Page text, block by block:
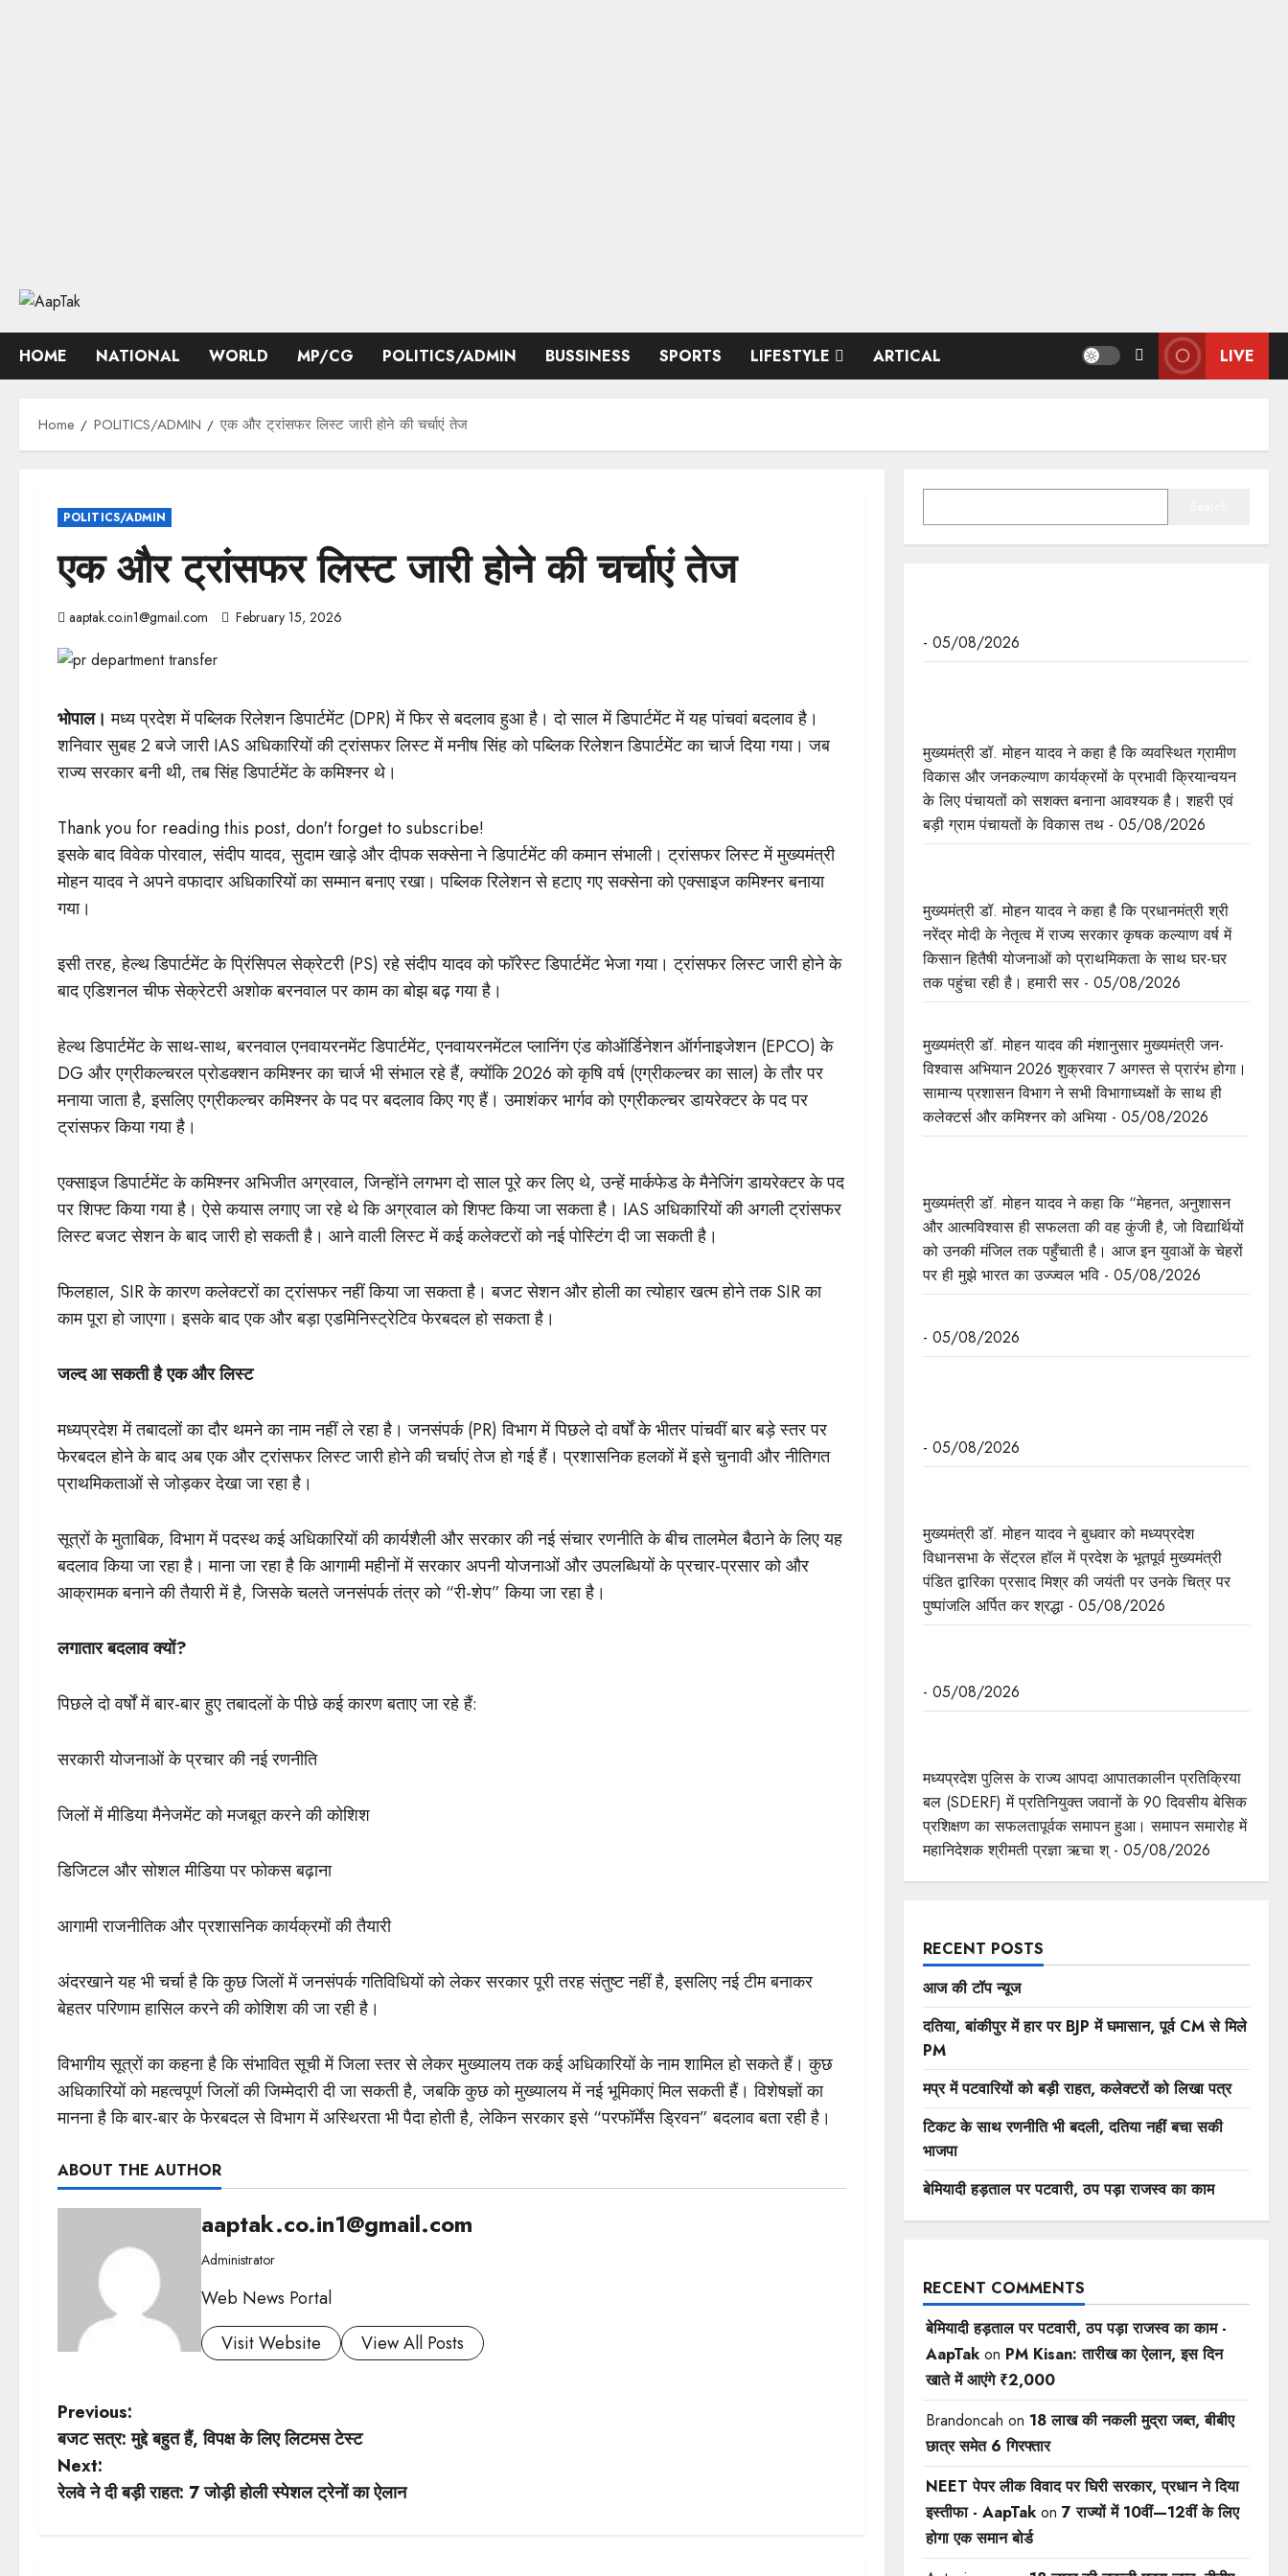
content
HOME
NATIONAL WORLD MP/CG POLITICS/ADMIN BUSSINESS SPORTS LIFESTYLE ARTICAL LIVE
Home POLITICS/ADMIN एक और ट्रांसफर लिस्ट जारी होने की चर्चाएं तेज
POLITICS/ADMIN
एक और ट्रांसफर लिस्ट जारी होने की चर्चाएं तेज
aaptak.co.in1@gmail.com February 15, 2026
भोपाल।मध्य प्रदेश में पब्लिक रिलेशन डिपार्टमेंट (DPR) में फिर से बदलाव हुआ है। दो साल में डिपार्टमेंट में यह पांचवां बदलाव है।
शनिवार सुबह 2 बजे जारी IAS अधिकारियों की ट्रांसफर लिस्ट में मनीष सिंह को पब्लिक रिलेशन डिपार्टमेंट का चार्ज दिया गया। जब
राज्य सरकार बनी थी, तब सिंह डिपार्टमेंट के कमिश्नर थे।
Thank you for reading this post, don't forget to subscribe!
इसके बाद विवेक पोरवाल, संदीप यादव, सुदाम खाड़े और दीपक सक्सेना ने डिपार्टमेंट की कमान संभाली। ट्रांसफर लिस्ट में मुख्यमंत्री
मोहन यादव ने अपने वफादार अधिकारियों का सम्मान बनाए रखा। पब्लिक रिलेशन से हटाए गए सक्सेना को एक्साइज कमिश्नर बनाया
गया।
इसी तरह, हेल्थ डिपार्टमेंट के प्रिंसिपल सेक्रेटरी (PS) रहे संदीप यादव को फॉरेस्ट डिपार्टमेंट भेजा गया। ट्रांसफर लिस्ट जारी होने के
बाद एडिशनल चीफ सेक्रेटरी अशोक बरनवाल पर काम का बोझ बढ़ गया है।
हेल्थ डिपार्टमेंट के साथ-साथ, बरनवाल एनवायरनमेंट डिपार्टमेंट, एनवायरनमेंटल प्लानिंग एंड कोऑर्डिनेशन ऑर्गनाइजेशन (EPCO) के
DG और एग्रीकल्चरल प्रोडक्शन कमिश्नर का चार्ज भी संभाल रहे हैं, क्योंकि 2026 को कृषि वर्ष (एग्रीकल्चर का साल) के तौर पर
मनाया जाता है, इसलिए एग्रीकल्चर कमिश्नर के पद पर बदलाव किए गए हैं। उमाशंकर भार्गव को एग्रीकल्चर डायरेक्टर के पद पर
ट्रांसफर किया गया है।
एक्साइज डिपार्टमेंट के कमिश्नर अभिजीत अग्रवाल, जिन्होंने लगभग दो साल पूरे कर लिए थे, उन्हें मार्कफेड के मैनेजिंग डायरेक्टर के पद
पर शिफ्ट किया गया है। ऐसे कयास लगाए जा रहे थे कि अग्रवाल को शिफ्ट किया जा सकता है। IAS अधिकारियों की अगली ट्रांसफर
लिस्ट बजट सेशन के बाद जारी हो सकती है। आने वाली लिस्ट में कई कलेक्टरों को नई पोस्टिंग दी जा सकती है।
फिलहाल, SIR के कारण कलेक्टरों का ट्रांसफर नहीं किया जा सकता है। बजट सेशन और होली का त्योहार खत्म होने तक SIR का
काम पूरा हो जाएगा। इसके बाद एक और बड़ा एडमिनिस्ट्रेटिव फेरबदल हो सकता है।
जल्द आ सकती है एक और लिस्ट
मध्यप्रदेश में तबादलों का दौर थमने का नाम नहीं ले रहा है। जनसंपर्क (PR) विभाग में पिछले दो वर्षों के भीतर पांचवीं बार बड़े स्तर पर
फेरबदल होने के बाद अब एक और ट्रांसफर लिस्ट जारी होने की चर्चाएं तेज हो गई हैं। प्रशासनिक हलकों में इसे चुनावी और नीतिगत
प्राथमिकताओं से जोड़कर देखा जा रहा है।
सूत्रों के मुताबिक, विभाग में पदस्थ कई अधिकारियों की कार्यशैली और सरकार की नई संचार रणनीति के बीच तालमेल बैठाने के लिए यह
बदलाव किया जा रहा है। माना जा रहा है कि आगामी महीनों में सरकार अपनी योजनाओं और उपलब्धियों के प्रचार-प्रसार को और
आक्रामक बनाने की तैयारी में है, जिसके चलते जनसंपर्क तंत्र को “री-शेप” किया जा रहा है।
लगातार बदलाव क्यों?
पिछले दो वर्षों में बार-बार हुए तबादलों के पीछे कई कारण बताए जा रहे हैं:
सरकारी योजनाओं के प्रचार की नई रणनीति
जिलों में मीडिया मैनेजमेंट को मजबूत करने की कोशिश
डिजिटल और सोशल मीडिया पर फोकस बढ़ाना
आगामी राजनीतिक और प्रशासनिक कार्यक्रमों की तैयारी
अंदरखाने यह भी चर्चा है कि कुछ जिलों में जनसंपर्क गतिविधियों को लेकर सरकार पूरी तरह संतुष्ट नहीं है, इसलिए नई टीम बनाकर
बेहतर परिणाम हासिल करने की कोशिश की जा रही है।
विभागीय सूत्रों का कहना है कि संभावित सूची में जिला स्तर से लेकर मुख्यालय तक कई अधिकारियों के नाम शामिल हो सकते हैं। कुछ
अधिकारियों को महत्वपूर्ण जिलों की जिम्मेदारी दी जा सकती है, जबकि कुछ को मुख्यालय में नई भूमिकाएं मिल सकती हैं। विशेषज्ञों का
मानना है कि बार-बार के फेरबदल से विभाग में अस्थिरता भी पैदा होती है, लेकिन सरकार इसे “परफॉर्मेंस ड्रिवन” बदलाव बता रही है।
ABOUT THE AUTHOR
aaptak.co.in1@gmail.com
Administrator
Web News Portal
Visit Website
View All Posts
P
o
s
Previous:
बजट सत्र: मुद्दे बहुत हैं, विपक्ष के लिए लिटमस टेस्ट
Next:
रेलवे ने दी बड़ी राहत: 7 जोड़ी होली स्पेशल ट्रेनों का ऐलान
- 05/08/2026
मुख्यमंत्री डॉ. मोहन यादव ने कहा है कि व्यवस्थित ग्रामीण
विकास और जनकल्याण कार्यक्रमों के प्रभावी क्रियान्वयन
के लिए पंचायतों को सशक्त बनाना आवश्यक है। शहरी एवं
बड़ी ग्राम पंचायतों के विकास तथ - 05/08/2026
मुख्यमंत्री डॉ. मोहन यादव ने कहा है कि प्रधानमंत्री श्री
नरेंद्र मोदी के नेतृत्व में राज्य सरकार कृषक कल्याण वर्ष में
किसान हितैषी योजनाओं को प्राथमिकता के साथ घर-घर
तक पहुंचा रही है। हमारी सर - 05/08/2026
मुख्यमंत्री डॉ. मोहन यादव की मंशानुसार मुख्यमंत्री जन-
विश्वास अभियान 2026 शुक्रवार 7 अगस्त से प्रारंभ होगा।
सामान्य प्रशासन विभाग ने सभी विभागाध्यक्षों के साथ ही
कलेक्टर्स और कमिश्नर को अभिया - 05/08/2026
मुख्यमंत्री डॉ. मोहन यादव ने कहा कि “मेहनत, अनुशासन
और आत्मविश्वास ही सफलता की वह कुंजी है, जो विद्यार्थियों
को उनकी मंजिल तक पहुँचाती है। आज इन युवाओं के चेहरों
पर ही मुझे भारत का उज्ज्वल भवि - 05/08/2026
- 05/08/2026
- 05/08/2026
मुख्यमंत्री डॉ. मोहन यादव ने बुधवार को मध्यप्रदेश
विधानसभा के सेंट्रल हॉल में प्रदेश के भूतपूर्व मुख्यमंत्री
पंडित द्वारिका प्रसाद मिश्र की जयंती पर उनके चित्र पर
पुष्पांजलि अर्पित कर श्रद्धा - 05/08/2026
- 05/08/2026
मध्यप्रदेश पुलिस के राज्य आपदा आपातकालीन प्रतिक्रिया
बल (SDERF) में प्रतिनियुक्त जवानों के 90 दिवसीय बेसिक
प्रशिक्षण का सफलतापूर्वक समापन हुआ। समापन समारोह में
महानिदेशक श्रीमती प्रज्ञा ऋचा श् - 05/08/2026
RECENT POSTS
आज की टॉप न्यूज
दतिया, बांकीपुर में हार पर BJP में घमासान, पूर्व CM से मिले
PM
मप्र में पटवारियों को बड़ी राहत, कलेक्टरों को लिखा पत्र
टिकट के साथ रणनीति भी बदली, दतिया नहीं बचा सकी
भाजपा
बेमियादी हड़ताल पर पटवारी, ठप पड़ा राजस्व का काम
RECENT COMMENTS
बेमियादी हड़ताल पर पटवारी, ठप पड़ा राजस्व का काम -
AapTakon PM Kisan: तारीख का ऐलान, इस दिन
खाते में आएंगे ₹2,000
Brandoncah on 18 लाख की नकली मुद्रा जब्त, बीबीए
छात्र समेत 6 गिरफ्तार
NEET पेपर लीक विवाद पर घिरी सरकार, प्रधान ने दिया
इस्तीफा - AapTakon 7 राज्यों में 10वीं—12वीं ​के लिए
होगा एक समान बोर्ड